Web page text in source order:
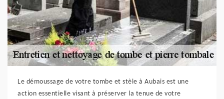
Le démoussage de votre tombe et stèle à Aubais est une
action essentielle visant à préserver la tenue de votre